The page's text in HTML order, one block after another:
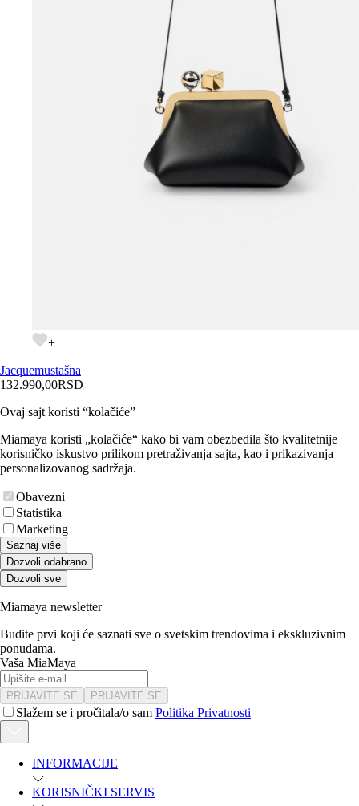
+
Jacquemustašna
132.990,00RSD
Ovaj sajt koristi “kolačiće”
Miamaya koristi „kolačiće“ kako bi vam obezbedila što kvalitetnije
korisničko iskustvo prilikom pretraživanja sajta, kao i prikazivanja
personalizovanog sadržaja.
Obavezni
Statistika
Marketing
Saznaj više
Dozvoli odabrano
Dozvoli sve
Miamaya newsletter
Budite prvi koji će saznati sve o svetskim trendovima i ekskluzivnim
ponudama.
Vaša MiaMaya
PRIJAVITE SE PRIJAVITE SE
Slažem se i pročitala/o sam Politika Privatnosti
INFORMACIJE
KORISNIČKI SERVIS